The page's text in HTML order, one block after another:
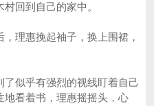
回到自己的家中。
理惠挽起袖子，换上围裙，
似乎有强烈的视线盯着自己
地看着书，理惠摇摇头，心